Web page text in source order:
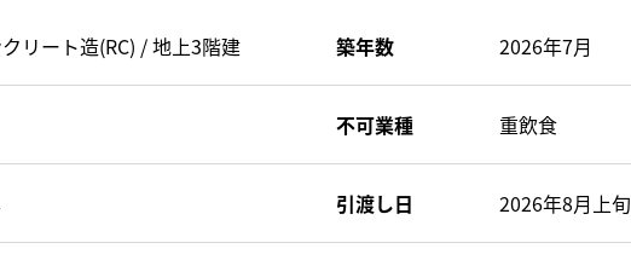
リート造(RC) / 地上3階建 築年数 2026年7月
不可業種 重飲食
引渡し日 2026年8月上旬